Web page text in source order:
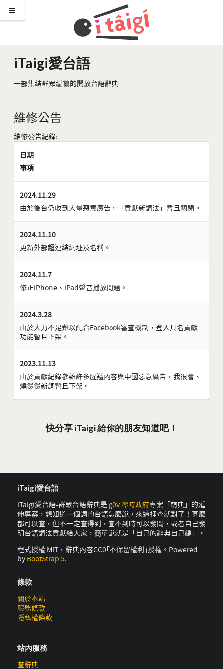
iTaigi愛台語
一部集結群眾編纂的開放台語辭典
維修公告
維修公告紀錄:
日期
事項
2024.11.29
由於後台仍收到大量惡意廣告，「貢獻新講法」暫且關閉。
2024.11.10
更新外部超連結網址及名稱。
2024.11.7
修正iPhone、iPad聲音播放問題。
2024.3.28
由於人力不足難以配合Facebook審查機制，登入具名貢獻
功能暫且下架。
2023.11.13
由於貢獻紀錄參雜許多腥羶內容與中國惡意廣告，我很會、
燒燙燙新詞暫且下架。
快分享 iTaigi 給你的朋友知道吧！
iTaigi愛台語
iTaigi愛台語-群眾台語辭典是 g0v 零時政府專案「萌典」的延
伸專案，想知道一個詞的台語怎麼說，來這裡查就對了！甚麼
都可以查，但不一定查得到，查不到時可以發問，或者自己發
明台語講法貢獻給大家，簡單說就是「自己的辭典自己編」。
程式授權 MIT，辭典內容CC0｢不保留權利｣授權。Powered
by BootStrap 5.
條款
關於本站
服務條款
隱私權條款
站內服務
查辭典